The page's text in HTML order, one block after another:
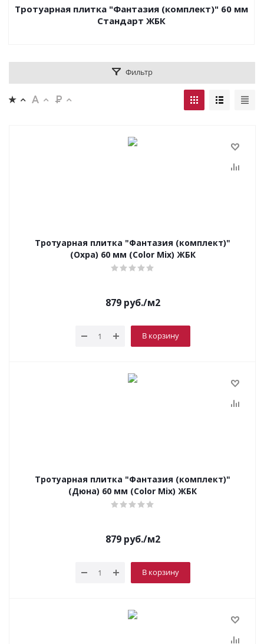
Тротуарная плитка "Фантазия (комплект)" 60 мм
Стандарт ЖБК
Фильтр
Тротуарная плитка "Фантазия (комплект)"
(Охра) 60 мм (Color Mix) ЖБК
879 руб./м2
В корзину
Тротуарная плитка "Фантазия (комплект)"
(Дюна) 60 мм (Color Mix) ЖБК
879 руб./м2
В корзину